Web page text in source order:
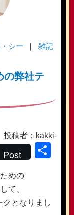
シー 雑記
の弊社テ
投稿者：kakki-
Post
めの
て、
クとなりまし